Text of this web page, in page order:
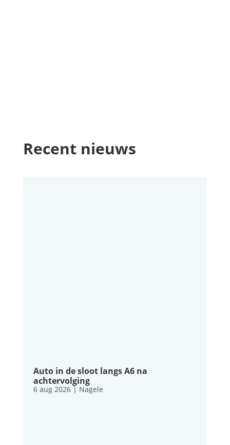
Recent nieuws
Auto in de sloot langs A6 na
achtervolging
6 aug 2026| Nagele